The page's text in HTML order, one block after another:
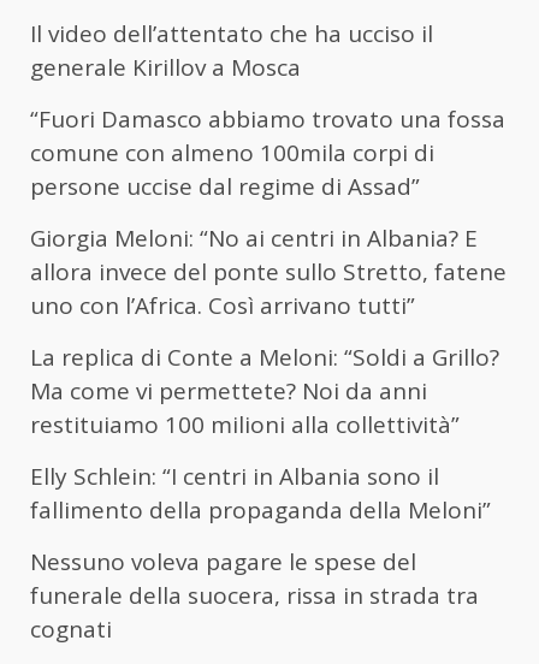
Il video dell’attentato che ha ucciso il
generale Kirillov a Mosca
“Fuori Damasco abbiamo trovato una fossa
comune con almeno 100mila corpi di
persone uccise dal regime di Assad”
Giorgia Meloni: “No ai centri in Albania? E
allora invece del ponte sullo Stretto, fatene
uno con l’Africa. Così arrivano tutti”
La replica di Conte a Meloni: “Soldi a Grillo?
Ma come vi permettete? Noi da anni
restituiamo 100 milioni alla collettività”
Elly Schlein: “I centri in Albania sono il
fallimento della propaganda della Meloni”
Nessuno voleva pagare le spese del
funerale della suocera, rissa in strada tra
cognati